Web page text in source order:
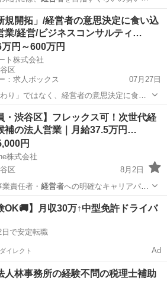
浦西駅 販売 社員
規開拓」/経営者の意思決定に食い込
業/経営/ビジネスコンサルティ…
円～600万円
ト株式会社
区
：求人ボックス
07月27日
り」ではなく、経営者の意思決定に食い
メンバーが担うのは、経営伴走支援の
業人数はそのままネクスゲートの事業成
充ではな...
・渋谷区】フレックス可！次世代経
補の法人営業｜月給37.5万円…
円
株式会社
区
8月2日
責任者・ 経営者への明確なキャリアパス
社会保険
OK🚚】月収30万↑中型免許ドライバ
で安定転職
イレクト Ad
人林事務所の経験不問の税理士補助